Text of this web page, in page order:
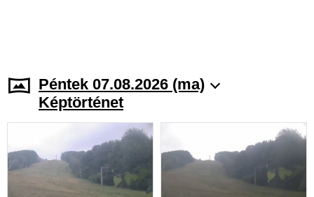
Péntek 07.08.2026 (ma)
Képtörténet